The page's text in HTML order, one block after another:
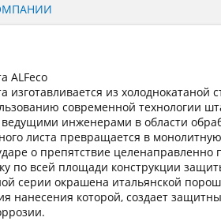
ALFeco
изготавливается из холоднокатаной
современной технологии
инженерами в области
листа превращается в
о препятствие целенаправленно
по всей площади конструкции
серии окрашена итальянской
нанесения которой, создает